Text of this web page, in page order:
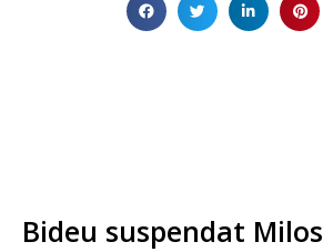
Bideu suspendat Milos